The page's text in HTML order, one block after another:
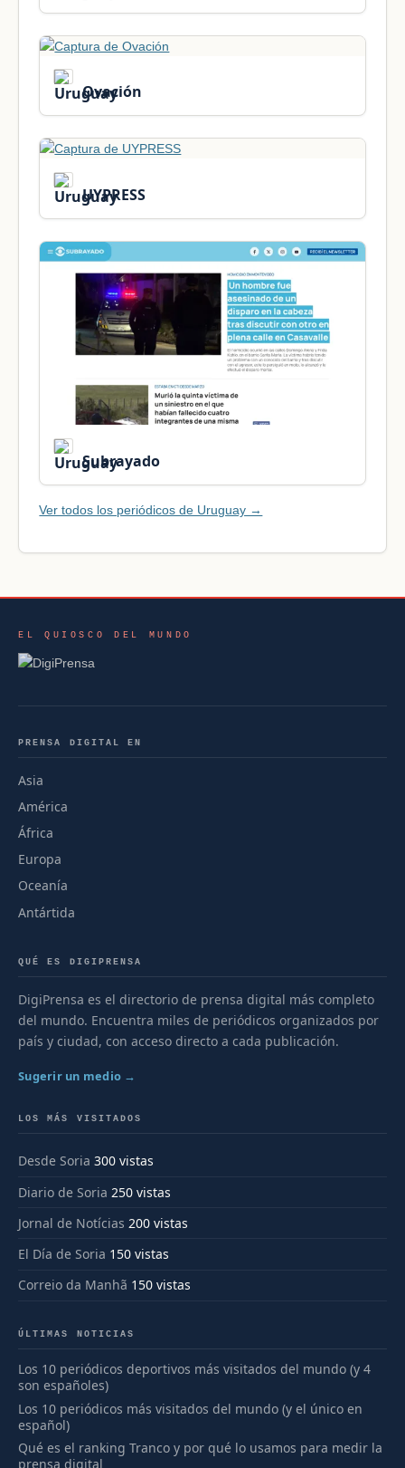
Ovación
UYPRESS
Subrayado
Ver todos los periódicos de Uruguay →
EL QUIOSCO DEL MUNDO
PRENSA DIGITAL EN
Asia
América
África
Europa
Oceanía
Antártida
QUÉ ES DIGIPRENSA
DigiPrensa es el directorio de prensa digital más completo
del mundo. Encuentra miles de periódicos organizados por
país y ciudad, con acceso directo a cada publicación.
Sugerir un medio →
LOS MÁS VISITADOS
Desde Soria 300 vistas
Diario de Soria 250 vistas
Jornal de Notícias 200 vistas
El Día de Soria 150 vistas
Correio da Manhã 150 vistas
ÚLTIMAS NOTICIAS
Los 10 periódicos deportivos más visitados del mundo (y 4
son españoles)
Los 10 periódicos más visitados del mundo (y el único en
español)
Qué es el ranking Tranco y por qué lo usamos para medir la
prensa digital